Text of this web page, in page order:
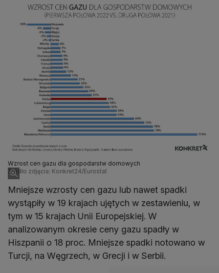
Wzrost cen gazu dla gospodarstw domowych
Źródło zdjęcia: Konkret24/Eurostat
Mniejsze wzrosty cen gazu lub nawet spadki
wystąpiły w 19 krajach ujętych w zestawieniu, w
tym w 15 krajach Unii Europejskiej. W
analizowanym okresie ceny gazu spadły w
Hiszpanii o 18 proc. Mniejsze spadki notowano w
Turcji, na Węgrzech, w Grecji i w Serbii.